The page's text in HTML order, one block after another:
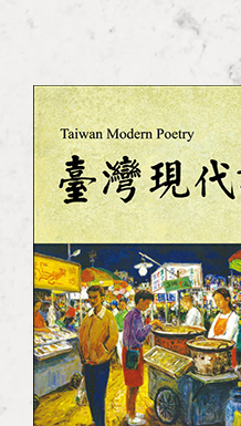
同仁出版品
如何訂閱
最新消息
活動訊息
加入會員
支持我們